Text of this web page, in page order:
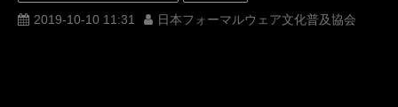
ダイアモンドマイスター エメラルドマイスター
2019-10-10 11:31 日本フォーマルウェア文化普及協会